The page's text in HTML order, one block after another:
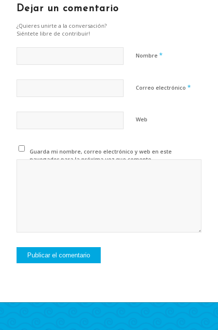
Dejar un comentario
¿Quieres unirte a la conversación?
Siéntete libre de contribuir!
Nombre *
Correo electrónico *
Web
Guarda mi nombre, correo electrónico y web en este
navegador para la próxima vez que comente.